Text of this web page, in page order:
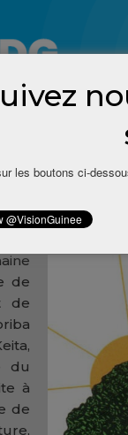
Pelé
de camp
Forces
au pouvoir
de voir son
de
de
du
à
de
les boutons ci-